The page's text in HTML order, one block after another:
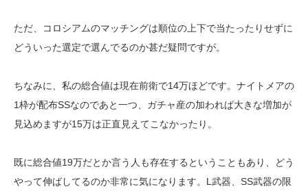
ただ、コロシアムのマッチングは順位の上下で当たったりせずに
どういった選定で選んでるのか甚だ疑問ですが。
ちなみに、私の総合値は現在前衛で14万ほどです。ナイトメアの
1枠が配布SSなのであと一つ、ガチャ産の加われば大きな増加が
見込めますが15万は正直見えてこなかったり。
既に総合値19万だとか言う人も存在するということもあり、どう
やって伸ばしてるのか非常に気になります。L武器、SS武器の限